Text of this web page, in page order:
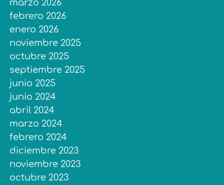
marzo 2026
febrero 2026
enero 2026
noviembre 2025
octubre 2025
septiembre 2025
junio 2025
junio 2024
abril 2024
marzo 2024
febrero 2024
diciembre 2023
noviembre 2023
octubre 2023